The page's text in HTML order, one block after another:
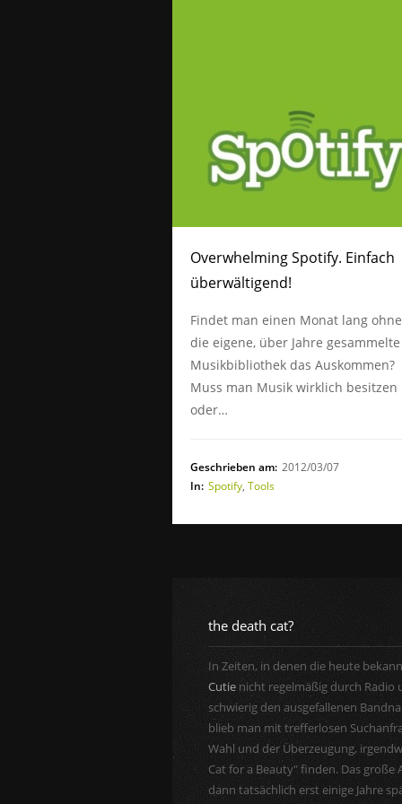
Overwhelming Spotify. Einfach
überwältigend!
Findet man einen Monat lang ohne
die eigene, über Jahre gesammelte
Musikbibliothek das Auskommen?
Muss man Musik wirklich besitzen
oder…
Geschrieben am: 2012/03/07
In: Spotify, Tools
the death cat?
In Zeiten, in denen die heute
Cutie nicht regelmäßig durch Radio
schwierig den ausgefallenen
blieb man mit trefferlosen
Wahl und der Überzeugung,
Cat for a Beauty" finden. Das
dann tatsächlich erst einige Jahre